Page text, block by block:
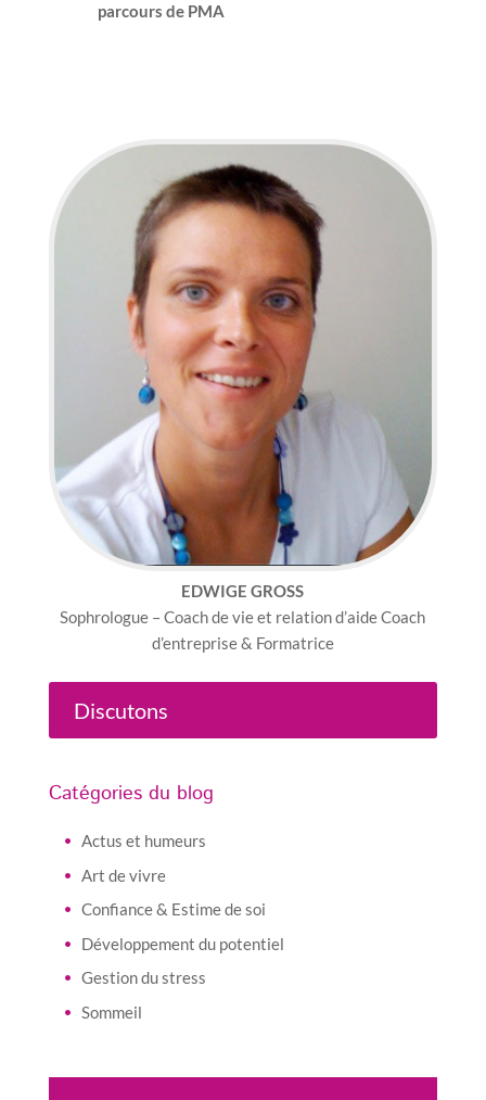
parcours de PMA
EDWIGE GROSS
Sophrologue – Coach de vie et relation d’aide Coach
d’entreprise & Formatrice
Discutons
Catégories du blog
Actus et humeurs
Art de vivre
Confiance & Estime de soi
Développement du potentiel
Gestion du stress
Sommeil